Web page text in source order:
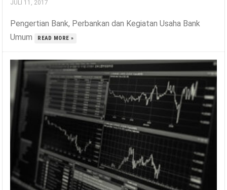
JULI 11, 2017
Pengertian Bank, Perbankan dan Kegiatan Usaha Bank
Umum
READ MORE »